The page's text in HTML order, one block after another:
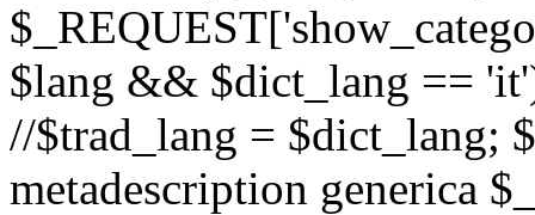
$lang && $dict_lang ==
//$trad_lang = $dict_lang;
metadescription generica